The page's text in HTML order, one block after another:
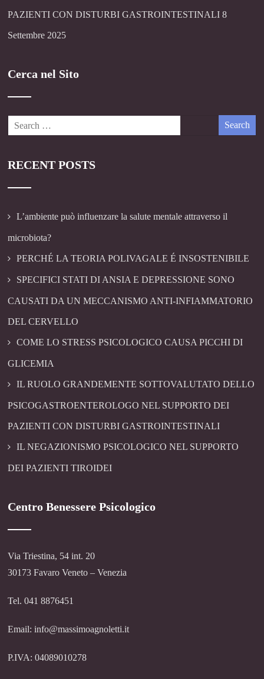
PAZIENTI CON DISTURBI GASTROINTESTINALI 8
Settembre 2025
Cerca nel Sito
RECENT POSTS
L’ambiente può influenzare la salute mentale attraverso il
microbiota?
PERCHÉ LA TEORIA POLIVAGALE É INSOSTENIBILE
SPECIFICI STATI DI ANSIA E DEPRESSIONE SONO
CAUSATI DA UN MECCANISMO ANTI-INFIAMMATORIO
DEL CERVELLO
COME LO STRESS PSICOLOGICO CAUSA PICCHI DI
GLICEMIA
IL RUOLO GRANDEMENTE SOTTOVALUTATO DELLO
PSICOGASTROENTEROLOGO NEL SUPPORTO DEI
PAZIENTI CON DISTURBI GASTROINTESTINALI
IL NEGAZIONISMO PSICOLOGICO NEL SUPPORTO
DEI PAZIENTI TIROIDEI
Centro Benessere Psicologico
Via Triestina, 54 int. 20
30173 Favaro Veneto – Venezia
Tel. 041 8876451
Email: info@massimoagnoletti.it
P.IVA: 04089010278